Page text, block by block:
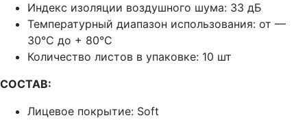
Индекс изоляции воздушного шума: 33 дБ
Температурный диапазон использования: от —
30°C до + 80°C
Количество листов в упаковке: 10 шт
СОСТАВ:
Лицевое покрытие: Soft